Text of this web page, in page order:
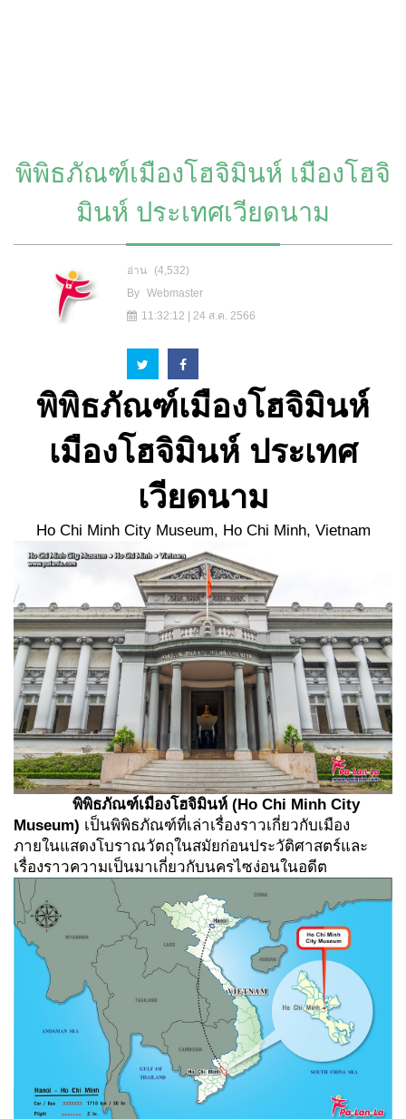
พิพิธภัณฑ์เมืองโฮจิมินห์ เมืองโฮจิ
มินห์ ประเทศเวียดนาม
อ่าน
(4,532)
By
Webmaster
11:32:12 | 24 ส.ค. 2566
พิพิธภัณฑ์เมืองโฮจิมินห์
เมืองโฮจิมินห์ ประเทศ
เวียดนาม
Ho Chi Minh City Museum, Ho Chi Minh, Vietnam
พิพิธภัณฑ์เมืองโฮจิมินห์ (Ho Chi Minh City
Museum) เป็นพิพิธภัณฑ์ที่เล่าเรื่องราวเกี่ยวกับเมือง
ภายในแสดงโบราณวัตถุในสมัยก่อนประวัติศาสตร์และ
เรื่องราวความเป็นมาเกี่ยวกับนครไซง่อนในอดีต